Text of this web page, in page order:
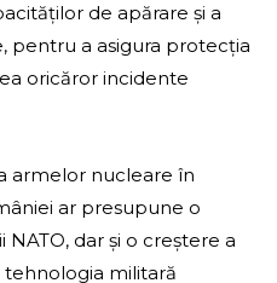
de apărare și a
pentru a asigura protecția
oricăror incidente
armelor nucleare în
ar presupune o
dar și o creștere a
militară